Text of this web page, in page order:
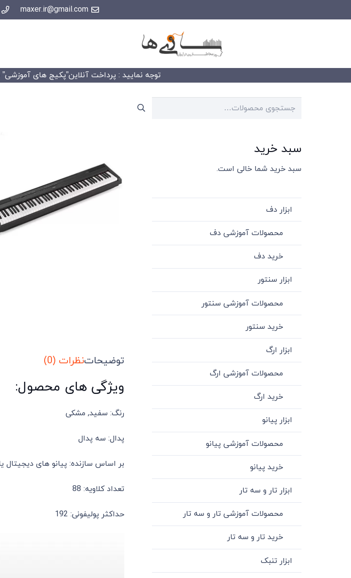
maxer.ir@gmail.com
توجه نمایید : پرداخت آنلاین”پکیج های آموزشی” شامل 15 درصد تخفیف
توضیحاتنظرات (0)
ویژگی های محصول:
رنگ: سفید, مشکی
پدال: سه پدال
بر اساس سازنده: پیانو های دیجیتال
تعداد کلاویه: 88
حداکثر پولیفونی: 192
جستجو
سبد خرید
سبد خرید شما خالی است.
ابزار دف
محصولات آموزشی دف
خرید دف
ابزار سنتور
محصولات آموزشی سنتور
خرید سنتور
ابزار ارگ
محصولات آموزشی ارگ
خرید ارگ
ابزار پیانو
محصولات آموزشی پیانو
خرید پیانو
ابزار تار و سه تار
محصولات آموزشی تار و سه تار
خرید تار و سه تار
ابزار تنبک